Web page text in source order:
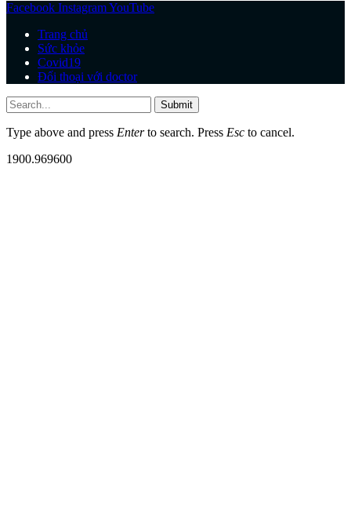
Facebook InstagramYouTube
Trang chủ
Sức khỏe
Covid19
Đối thoại với doctor
Submit
Type above and press Enterto search. Press Esc to cancel.
1900.969600